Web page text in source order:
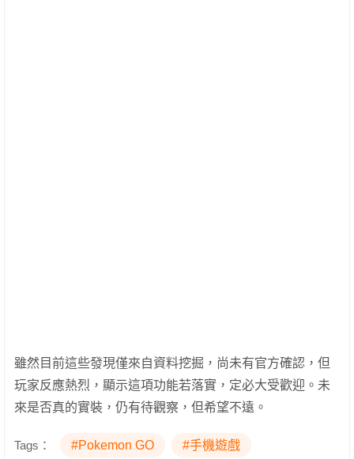
雖然目前這些發現僅來自資料挖掘，尚未有官方確認，但
玩家反應熱烈，顯示這項功能若落實，定必大受歡迎。未
來是否真的實裝，仍有待觀察，但希望不遠。
Tags： #Pokemon GO #手機遊戲